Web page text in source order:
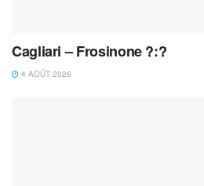
Cagliari – Frosinone ?:?
4 AOÛT 2026